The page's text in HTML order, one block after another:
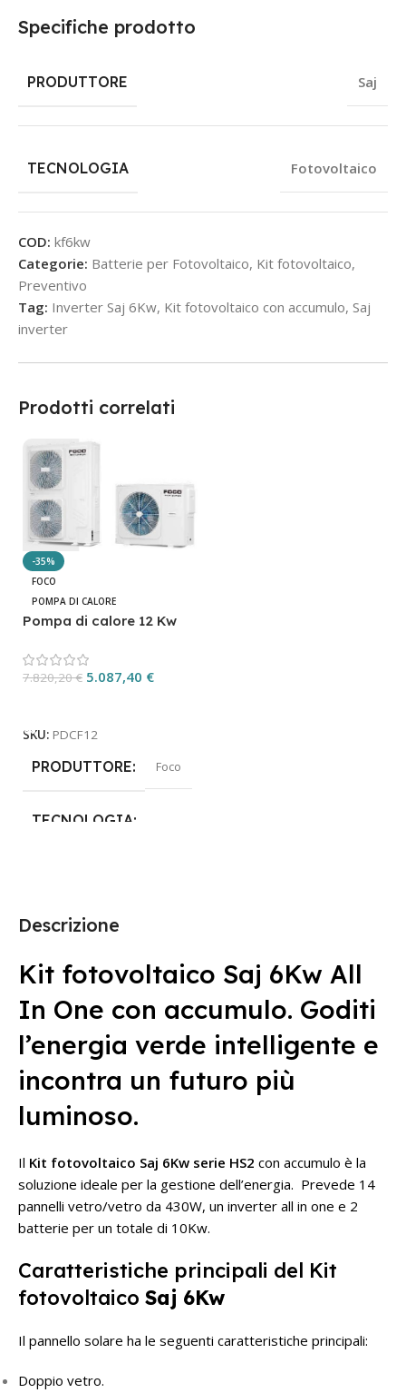
Descrizione
Kit fotovoltaico Saj 6Kw All
In One con accumulo. Goditi
l’energia verde intelligente e
incontra un futuro più
luminoso.
Il Kit fotovoltaico Saj 6Kw serie HS2 con accumulo è la
soluzione ideale per la gestione dell’energia. Prevede 14
pannelli vetro/vetro da 430W, un inverter all in one e 2
batterie per un totale di 10Kw.
Caratteristiche principali del Kit
fotovoltaico Saj 6Kw
Il pannello solare ha le seguenti caratteristiche principali:
Doppio vetro.
Specifiche prodotto
PRODUTTORE Saj
TECNOLOGIA Fotovoltaico
COD: kf6kw
Categorie: Batterie per Fotovoltaico, Kit fotovoltaico,
Preventivo
Tag: Inverter Saj 6Kw, Kit fotovoltaico con accumulo, Saj
inverter
Prodotti correlati
-35%
FOCO
POMPA DI CALORE
Pompa di calore 12 Kw
PDCF12
7.820,20€ 5.087,40 €
SKU: PDCF12
PRODUTTORE Foco
TECNOLOGIA